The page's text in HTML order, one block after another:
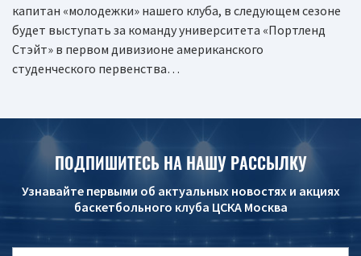
капитан «молодежки» нашего клуба, в следующем сезоне
будет выступать за команду университета «Портленд
Стэйт» в первом дивизионе американского
студенческого первенства…
ПОДПИШИТЕСЬ НА НАШУ РАССЫЛКУ
Узнавайте первыми об актуальных новостях и акциях
баскетбольного клуба ЦСКА Москва